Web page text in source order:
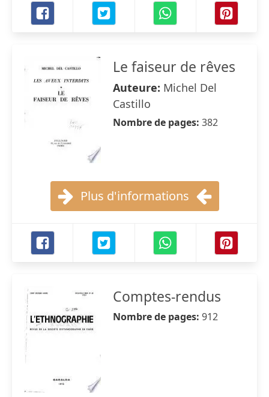
Le faiseur de rêves
Auteure: Michel Del
Castillo
Nombre de pages: 382
Plus d'informations
Comptes-rendus
Nombre de pages: 912